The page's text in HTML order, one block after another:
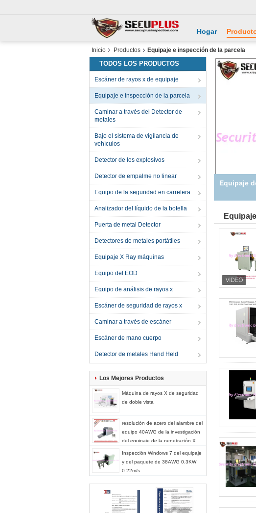
Hogar
Inicio Productos Equipaje e inspección de la parcela
TODOS LOS PRODUCTOS
Escáner de rayos x de equipaje
Equipaje e inspección de la parcela
Caminar a través del Detector de
metales
Bajo el sistema de vigilancia de
vehículos
Detector de los explosivos
Detector de empalme no linear
Equipo de la seguridad en carretera
Analizador del líquido de la botella
Puerta de metal Detector
Detectores de metales portátiles
Equipaje X Ray máquinas
Equipo del EOD
Equipo de análisis de rayos x
Escáner de seguridad de rayos x
Caminar a través de escáner
Escáner de mano cuerpo
Detector de metales Hand Held
Los Mejores Productos
Máquina de rayos X de seguridad
de doble vista
resolución de acero del alambre del
equipo 40AWG de la investigación
del equipaje de la penetración X
Inspección Windows 7 del equipaje
y del paquete de 38AWG 0.3KW
0.22m/s
Equipaje